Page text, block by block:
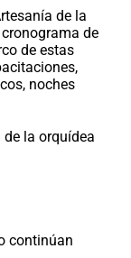
de la
de
de estas
noches
la orquídea